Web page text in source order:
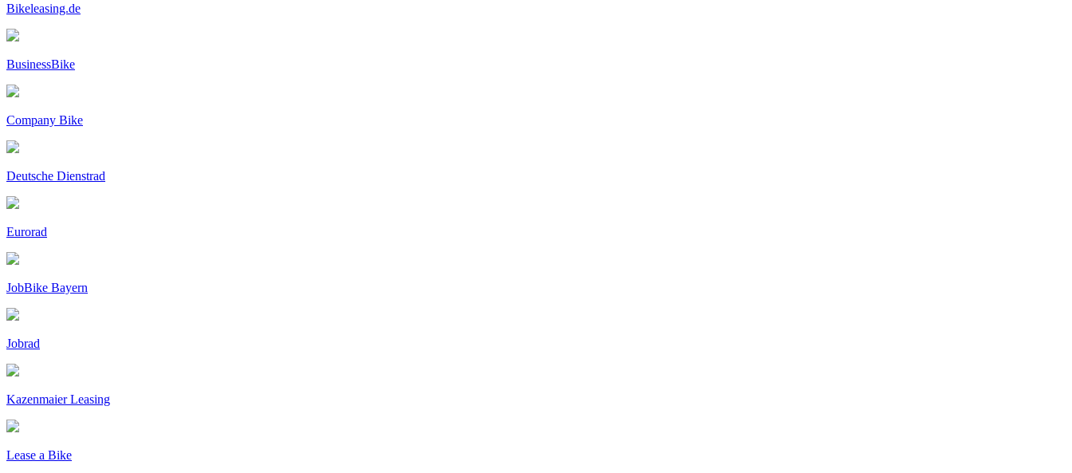
Bikeleasing.de
BusinessBike
Company Bike
Deutsche Dienstrad
Eurorad
JobBike Bayern
Jobrad
Kazenmaier Leasing
Lease a Bike